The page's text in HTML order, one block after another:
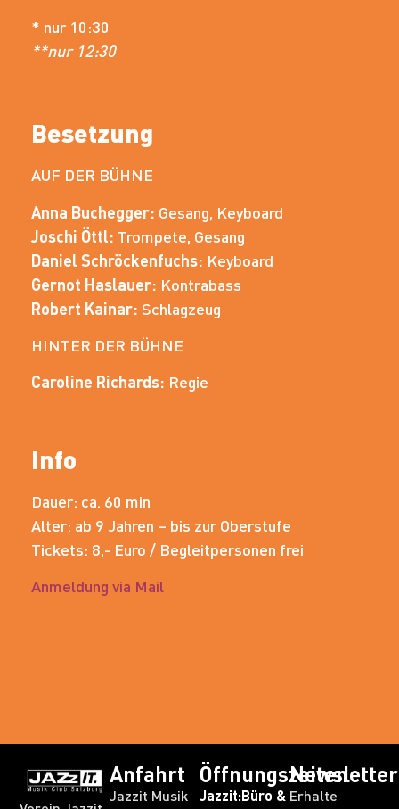
* nur 10:30
**nur 12:30
Besetzung
AUF DER BÜHNE
Anna Buchegger: Gesang, Keyboard
Joschi Öttl: Trompete, Gesang
Daniel Schröckenfuchs: Keyboard
Gernot Haslauer: Kontrabass
Robert Kainar: Schlagzeug
HINTER DER BÜHNE
Caroline Richards: Regie
Info
Dauer: ca. 60 min
Alter: ab 9 Jahren – bis zur Oberstufe
Tickets: 8,- Euro / Begleitpersonen frei
Anmeldung via Mail
Anfahrt
Jazzit Musik
Öffnungszeiten
Jazzit:Büro &
Newsletter
Erhalte